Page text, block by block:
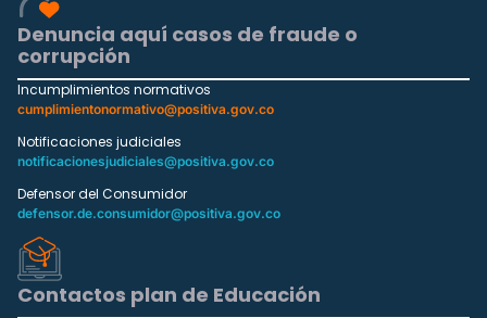
Denuncia aquí casos de fraude o
corrupción
Incumplimientos normativos
cumplimientonormativo@positiva.gov.co
Notificaciones judiciales
notificacionesjudiciales@positiva.gov.co
Defensor del Consumidor
defensor.de.consumidor@positiva.gov.co
Contactos plan de Educación